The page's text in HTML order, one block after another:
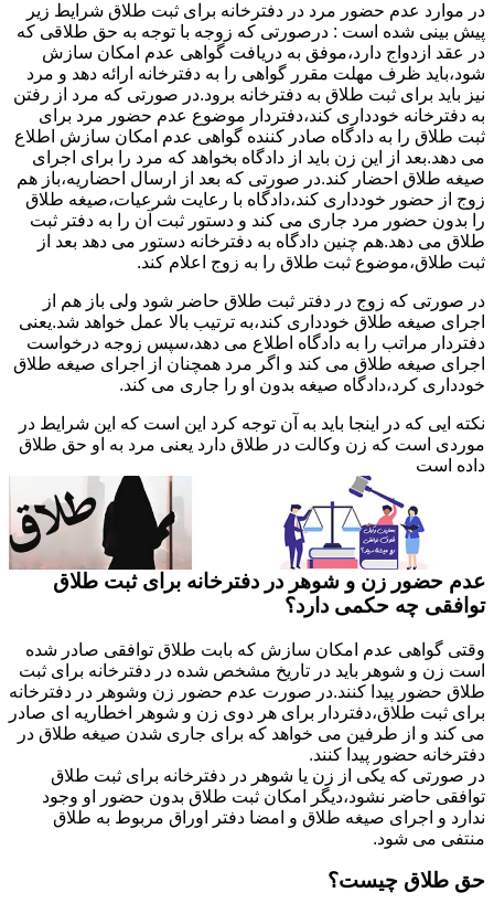
در موارد عدم حضور مرد در دفترخانه برای ثبت طلاق شرایط زیر
پیش بینی شده است : درصورتی که زوجه با توجه به حق طلاقی که
در عقد ازدواج دارد،موفق به دریافت گواهی عدم امکان سازش
شود،باید ظرف مهلت مقرر گواهی را به دفترخانه ارائه دهد و مرد
نیز باید برای ثبت طلاق به دفترخانه برود.در صورتی که مرد از رفتن
به دفترخانه خودداری کند،دفتردار موضوع عدم حضور مرد برای
ثبت طلاق را به دادگاه صادر کننده گواهی عدم امکان سازش اطلاع
می دهد.بعد از این زن باید از دادگاه بخواهد که مرد را برای اجرای
صیغه طلاق احضار کند.در صورتی که بعد از ارسال احضاریه،باز هم
زوج از حضور خودداری کند،دادگاه با رعایت شرعیات،صیغه طلاق
را بدون حضور مرد جاری می کند و دستور ثبت آن را به دفتر ثبت
طلاق می دهد.هم چنین دادگاه به دفترخانه دستور می دهد بعد از
ثبت طلاق،موضوع ثبت طلاق را به زوج اعلام کند.
در صورتی که زوج در دفتر ثبت طلاق حاضر شود ولی باز هم از
اجرای صیغه طلاق خودداری کند،به ترتیب بالا عمل خواهد شد.یعنی
دفتردار مراتب را به دادگاه اطلاع می دهد،سپس زوجه درخواست
اجرای صیغه طلاق می کند و اگر مرد همچنان از اجرای صیغه طلاق
خودداری کرد،دادگاه صیغه بدون او را جاری می کند.
نکته ایی که در اینجا باید به آن توجه کرد این است که این شرایط در
موردی است که زن وکالت در طلاق دارد یعنی مرد به او حق طلاق
داده است
عدم حضور زن و شوهر در دفترخانه برای ثبت طلاق
توافقی چه حکمی دارد؟
وقتی گواهی عدم امکان سازش که بابت طلاق توافقی صادر شده
است زن و شوهر باید در تاریخ مشخص شده در دفترخانه برای ثبت
طلاق حضور پیدا کنند.در صورت عدم حضور زن وشوهر در دفترخانه
برای ثبت طلاق،دفتردار برای هر دوی زن و شوهر اخطاریه ای صادر
می کند و از طرفین می خواهد که برای جاری شدن صیغه طلاق در
دفترخانه حضور پیدا کنند.
در صورتی که یکی از زن یا شوهر در دفترخانه برای ثبت طلاق
توافقی حاضر نشود،دیگر امکان ثبت طلاق بدون حضور او وجود
ندارد و اجرای صیغه طلاق و امضا دفتر اوراق مربوط به طلاق
منتفی می شود.
حق طلاق چیست؟